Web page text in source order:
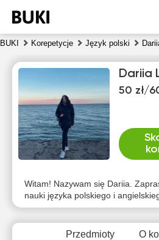
BUKI Korepetycje Język polski
Dariia
50 zł/
Witam! Nazywam się Dariia.
nauki języka polskiego i
Przedmioty O
9
10
11
Brak
dostępnych
Brak
dostępnych
terminów
Brak
dostępnych
terminów